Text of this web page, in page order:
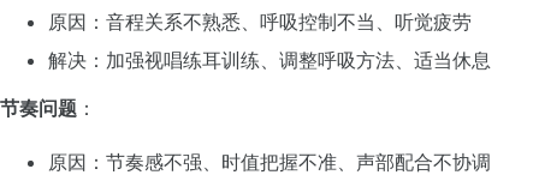
原因：音程关系不熟悉、呼吸控制不当、听觉疲劳
解决：加强视唱练耳训练、调整呼吸方法、适当休息
节奏问题 ：
原因：节奏感不强、时值把握不准、声部配合不协调